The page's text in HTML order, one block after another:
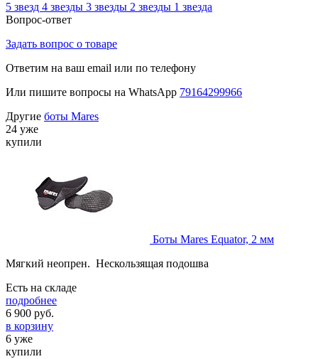
5 звезд 4 звезды 3 звезды 2 звезды 1 звезда
Вопрос-ответ
Задать вопрос о товаре
Ответим на ваш email или по телефону
Или пишите вопросы на WhatsApp 79164299966
Другие боты Mares
24 уже
купили
Боты Mares Equator, 2 мм
Мягкий неопрен. Нескользящая подошва
Есть на складе
подробнее
6 900 руб.
в корзину
6 уже
купили